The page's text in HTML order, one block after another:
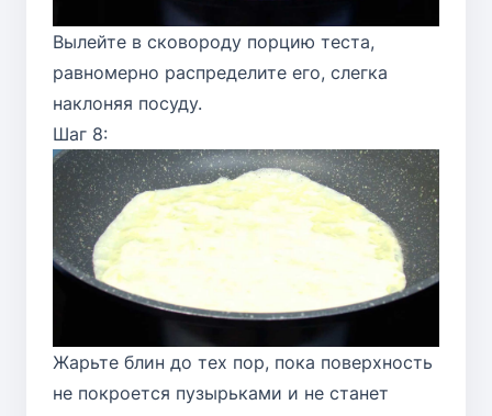
Вылейте в сковороду порцию теста,
равномерно распределите его, слегка
наклоняя посуду.
Шаг 8:
Жарьте блин до тех пор, пока поверхность
не покроется пузырьками и не станет